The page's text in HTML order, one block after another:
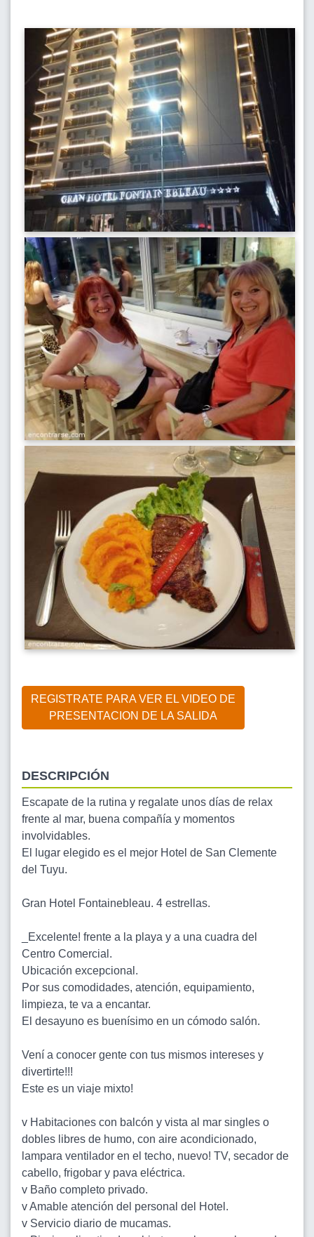
REGISTRATE PARA VER EL VIDEO DE
PRESENTACION DE LA SALIDA
DESCRIPCIÓN
Escapate de la rutina y regalate unos días de relax
frente al mar, buena compañía y momentos
involvidables.
El lugar elegido es el mejor Hotel de San Clemente
del Tuyu.
Gran Hotel Fontainebleau. 4 estrellas.
_Excelente! frente a la playa y a una cuadra del
Centro Comercial.
Ubicación excepcional.
Por sus comodidades, atención, equipamiento,
limpieza, te va a encantar.
El desayuno es buenísimo en un cómodo salón.
Vení a conocer gente con tus mismos intereses y
divertirte!!!
Este es un viaje mixto!
v Habitaciones con balcón y vista al mar singles o
dobles libres de humo, con aire acondicionado,
lampara ventilador en el techo, nuevo! TV, secador de
cabello, frigobar y pava eléctrica.
v Baño completo privado.
v Amable atención del personal del Hotel.
v Servicio diario de mucamas.